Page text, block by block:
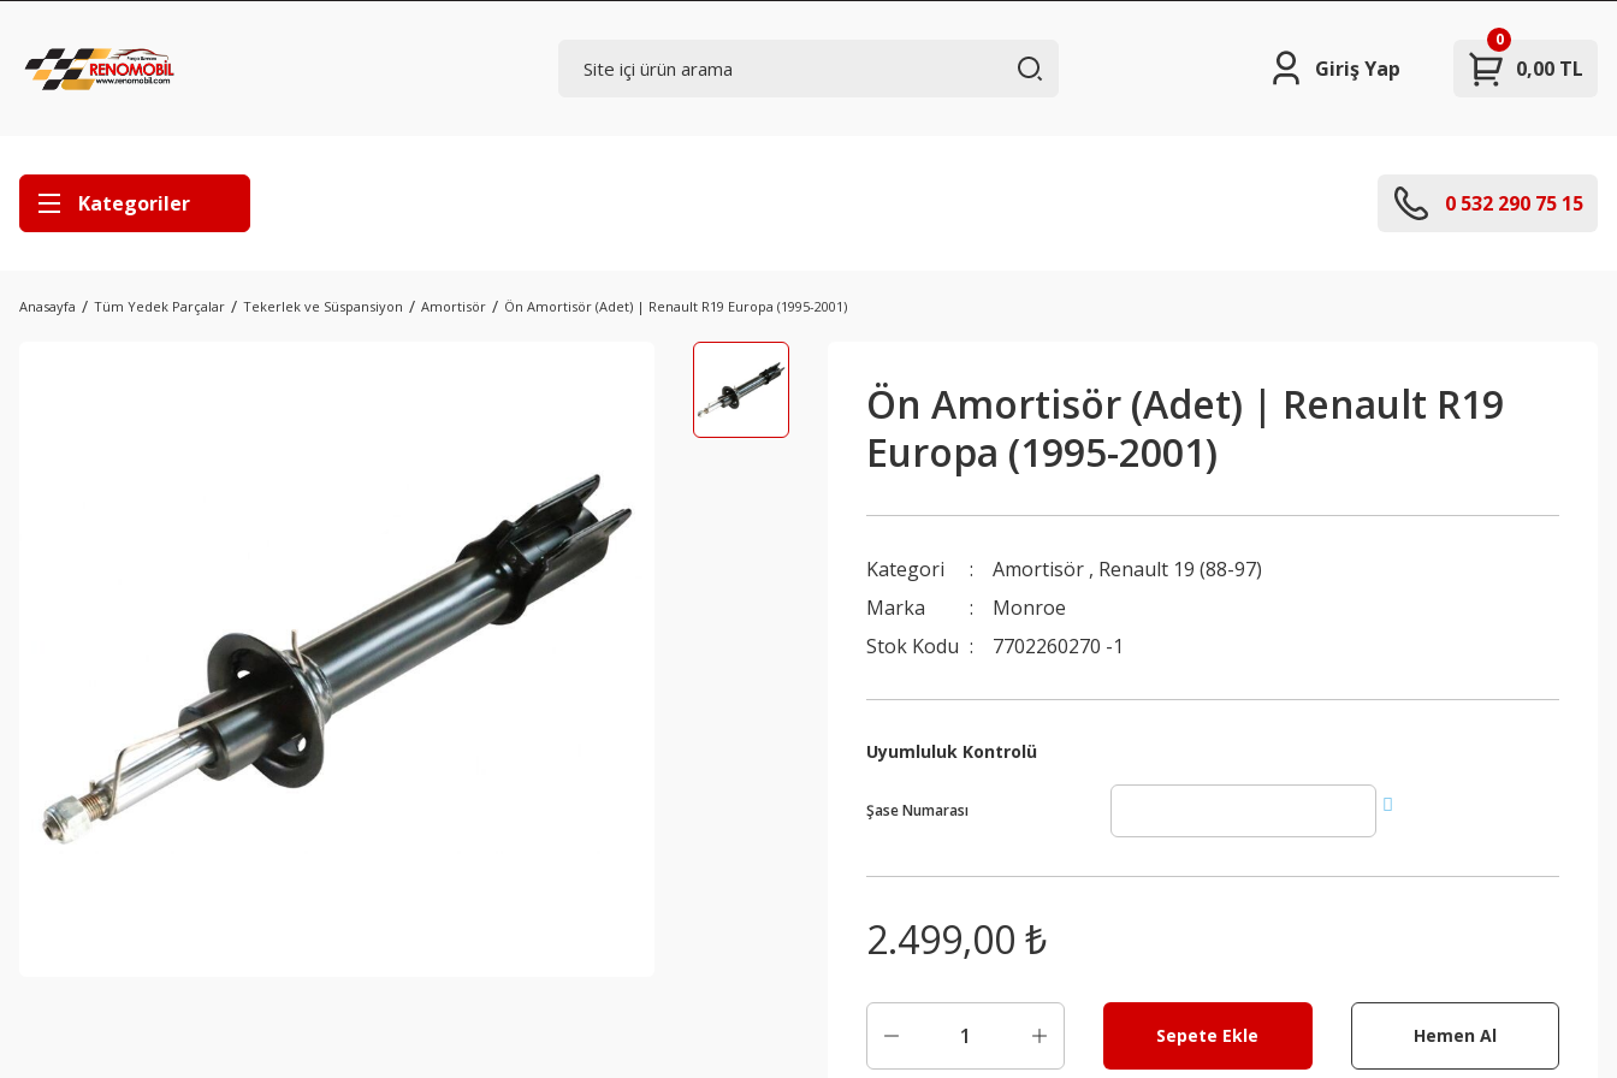
Giriş Yap 0,00 TL
0
Kategoriler 0 532 290 75 15
Anasayfa Tüm Yedek Parçalar Tekerlek ve Süspansiyon Amortisör Ön Amortisör (Adet) | Renault R19 Europa (1995-2001)
Ön Amortisör (Adet) | Renault R19
Europa (1995-2001)
Kategori Amortisör , Renault 19 (88-97)
Marka
Monroe
Stok Kodu
7702260270 -1
Uyumluluk Kontrolü
Şase Numarası
2.499,00 ₺
Sepete Ekle Hemen Al